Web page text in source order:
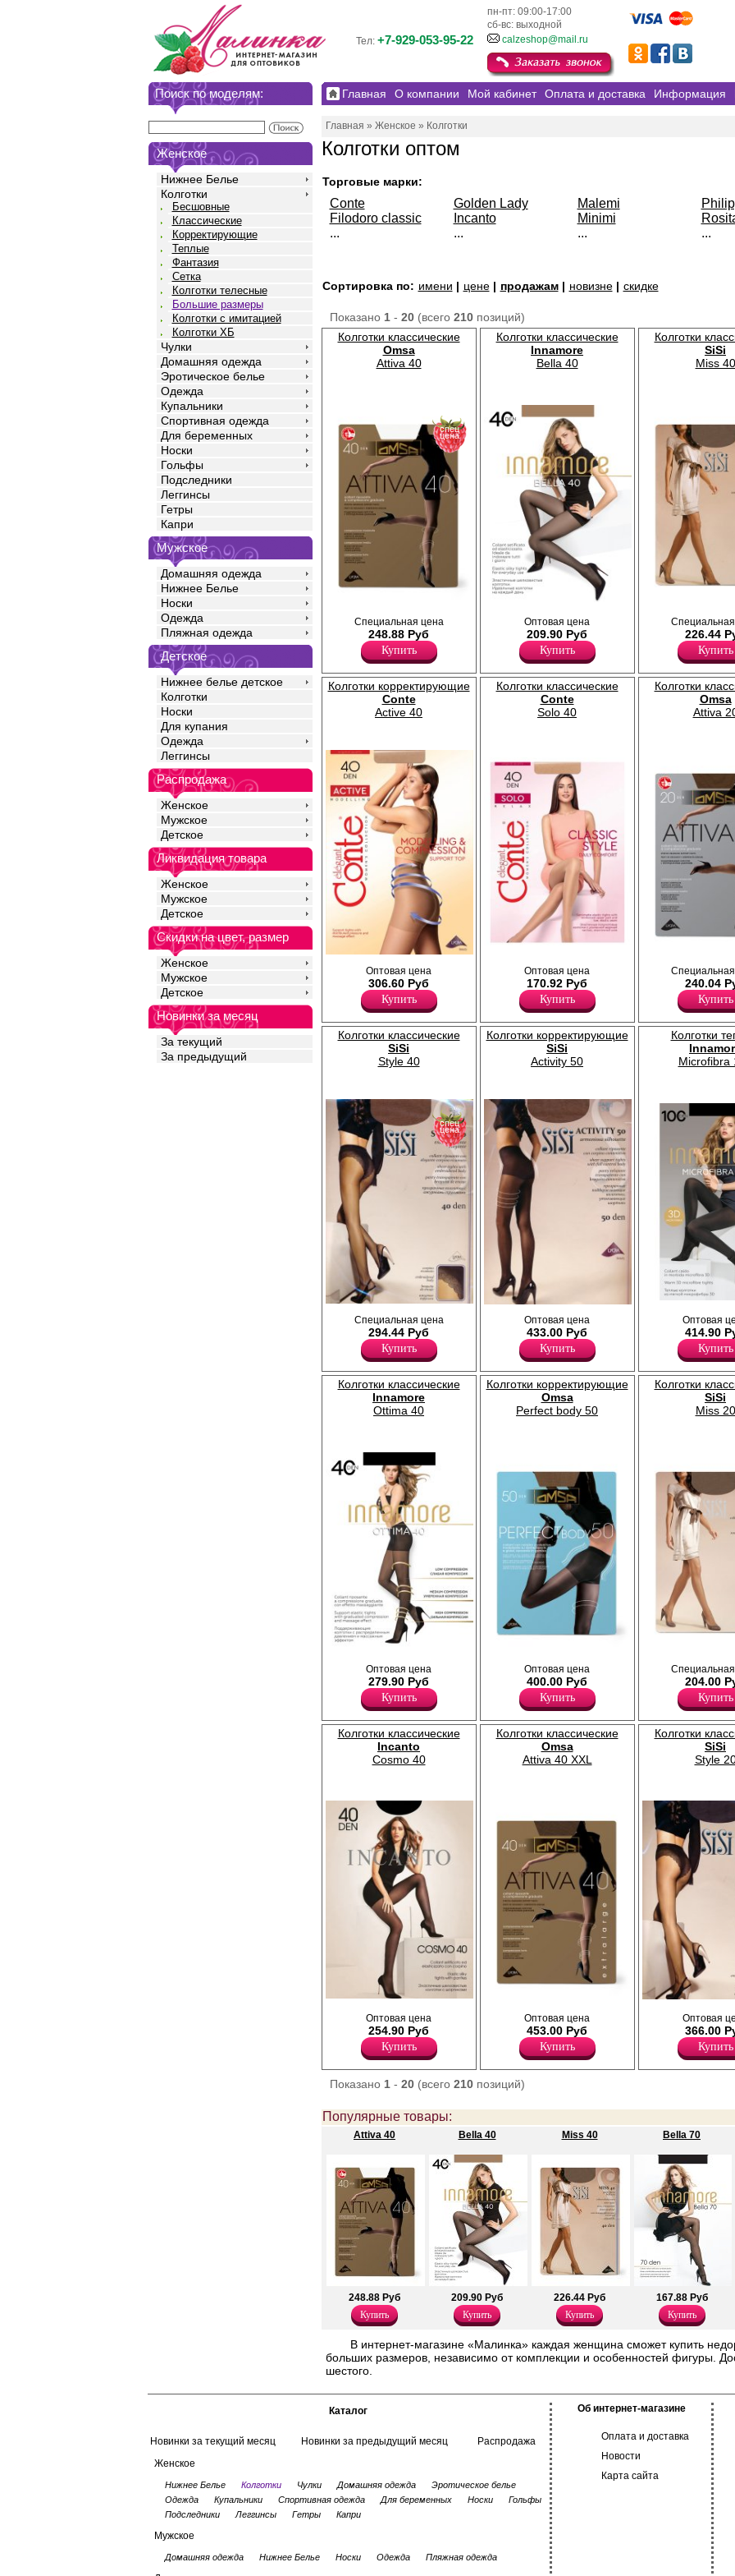
пн-пт: 09:00-17:00
сб-вс: выходной
Тел: +7-929-053-95-22 calzeshop@mail.ru
Поиск по моделям:
Женское
Нижнее Белье
Колготки
Бесшовные
Классические
Корректирующие
Теплые
Фантазия
Сетка
Колготки телесные
Большие размеры
Колготки с имитацией
Колготки ХБ
Чулки
Домашняя одежда
Эротическое белье
Одежда
Купальники
Спортивная одежда
Для беременных
Носки
Гольфы
Подследники
Леггинсы
Гетры
Капри
Мужское
Домашняя одежда
Нижнее Белье
Носки
Одежда
Пляжная одежда
Детское
Нижнее белье детское
Колготки
Носки
Для купания
Одежда
Леггинсы
Распродажа
Женское
Мужское
Детское
Ликвидация товара
Женское
Мужское
Детское
Скидки на цвет, размер
Женское
Мужское
Детское
Новинки за месяц
За текущий
За предыдущий
Главная О компании Мой кабинет Оплата и доставка Информация
Главная » Женское » Колготки
Колготки оптом
Торговые марки:
Conte
Filodoro classic
...
Golden Lady
Incanto
...
Malemi
Minimi
...
...
Сортировка по: имени | цене| продажам| новизне| скидке
Показано 1- 20(всего 210позиций)
Колготки классические
Omsa
Attiva 40
распределенным давлением по ноге;
сформированная нога, уплотненный
мысок, ластовица.
Полиамид 88%
Полипропилен 1%
спец
цена
Специальная цена
248.88 Руб
Купить
Колготки классические
Innamore
Bella 40
тонкие, шелковистые, полуматовые, с
шортиками, без ластовицы.
Плотность 40ден
Полиамид 88%
Эластан 12%
Оптовая цена
209.90 Руб
Купить
Колготки
SiSi
Miss 40
шортиками; плоские швы,
мысок, без ластовицы.
Плотность 40ден
Полиамид 88%
Эластан 12%
226.44
Купить
Колготки корректирующие
Conte
Active 40
Колготки с поддерживающими шортиками и
распределенным давлением по ноге;
плоские швы, уплотненный мысок, х/б
Плотность 40ден
Полиамид 81%
Оптовая цена
306.60 Руб
Купить
Колготки классические
Conte
Solo 40
Полуматовые колготки с уплотненными
шортиками; усиленный мысок, без
ластовицы.
Плотность 40ден
Полиамид 88%
Эластан 12%
Оптовая цена
170.92 Руб
Купить
Колготки
Omsa
Attiva
распределенным давлением по
сформированная нога,
мысок, ластовица.
Плотность 20ден
Полиамид 90%
Полипропилен 1%
Эластан 9%
240.04
Купить
Колготки классические
SiSi
Style 40
Тонкие, матовые колготки с кружевными
трусиками; сформированная ступня,
невидимый усиленный мысок, ластовица.
Полипропилен 1%
спец
цена
Специальная цена
294.44 Руб
Купить
Колготки корректирующие
SiSi
Activity 50
Плотные колготки с моделирующими
трусиками и распределенным давлением
по ноге; плоские швы, невидимый мысок, х/
б ластовица.
Плотность 50ден
Полиамид 88%
Полипропилен 1%
Эластан 11%
Оптовая цена
433.00 Руб
Купить
Колготки
Microfibra
микрофибры; плоские швы,
мысок, х/б ластовица.
Плотность 100ден
Полиамид 90%
Эластан 10%
Оптовая
414.90
Купить
Колготки классические
Innamore
Ottima 40
колготки с распределенным давлением.
Утягивающие шортики, анатомическая
ластовица, незаметный усиленный мысок.
Полиамид 85%
Оптовая цена
279.90 Руб
Купить
Колготки корректирующие
Omsa
Perfect body 50
избирательной плотности,
моделирующими фигуру; усиленный
невидимый мысок, ластовица.
Плотность 50ден
Полиамид 88%
Полипропилен 1%
Эластан 11%
Оптовая цена
400.00 Руб
Купить
Колготки
SiSi
Miss 20
усиленный мысок, без
Плотность 20ден
Полиамид 88%
Эластан 12%
204.00
Купить
Колготки классические
Incanto
Cosmo 40
комфортными шортиками и прозрачным
укрепленным мыском. Без ластовицы.
Полиамид 88%
Оптовая цена
254.90 Руб
Купить
Колготки классические
Omsa
Attiva 40 XXL
с утягивающим эффектом в области живота
и распределенным давлением по ноге;
сформированная нога, уплотненный
мысок, сзади один шов.
Плотность 40ден
Полиамид 88%
Полипропилен 1%
Оптовая цена
453.00 Руб
Купить
Колготки
SiSi
Style
трусиками; сформированная
усиленный мысок, ластовица.
Плотность 20ден
Полиамид 92%
Полипропилен 1%
Оптовая
366.00
Купить
Показано 1- 20(всего 210позиций)
Популярные товары:
Attiva 40
248.88 Руб
Купить
Bella 40
209.90 Руб
Купить
Miss 40
226.44 Руб
Купить
Bella 70
167.88 Руб
Купить
В интернет-магазине «Малинка» каждая женщина сможет купить
больших размеров, независимо от комплекции и особенностей фигуры.
шестого.
Каталог
Новинки за текущий месяц Новинки за предыдущий месяц
Распродажа
Женское
Нижнее Белье Колготки Чулки Домашняя одежда
Эротическое белье
Одежда
Купальники Спортивная одежда Для беременных Носки
Гольфы
Подследники
Леггинсы Гетры Капри
Мужское
Домашняя одежда Нижнее Белье Носки Одежда Пляжная одежда
Об интернет-магазине
Оплата и доставка
Новости
Карта сайта